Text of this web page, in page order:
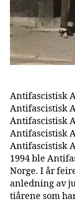
Antifascistisk
Antifascistisk
Antifascistisk
Antifascistisk
Antifascistisk
1994 ble
Norge. I år
anledning av
tiårene som